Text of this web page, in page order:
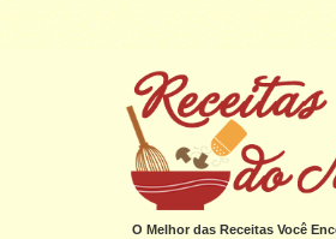
O Melhor das Receitas Você